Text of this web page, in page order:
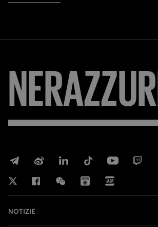
NOTIZIE